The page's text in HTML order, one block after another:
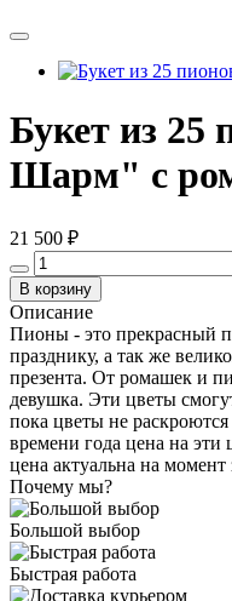
Букет из 25
Шарм" с
21 500 ₽
В корзину
Описание
Пионы - это прекрасный
празднику, а так же
презента. От ромашек и
девушка. Эти цветы
пока цветы не
времени года цена на эти
цена актуальна на момент
Почему мы?
Большой выбор
Быстрая работа